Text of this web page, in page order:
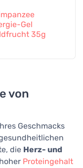
Gel
35g
von
Geschmacks
die Herz- und
Proteingehalt